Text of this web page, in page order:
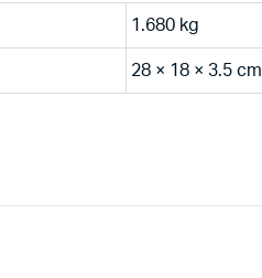
1.680 kg
28 × 18 × 3.5 cm